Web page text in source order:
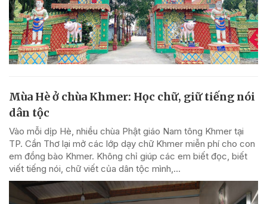
Mùa Hè ở chùa Khmer: Học chữ, giữ tiếng nói
dân tộc
Vào mỗi dịp Hè, nhiều chùa Phật giáo Nam tông Khmer tại
TP. Cần Thơ lại mở các lớp dạy chữ Khmer miễn phí cho con
em đồng bào Khmer. Không chỉ giúp các em biết đọc, biết
viết tiếng nói, chữ viết của dân tộc mình,...